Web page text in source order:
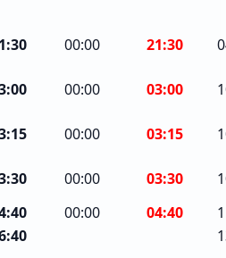
00:00 21:30
00:00 03:00
00:00 03:15
00:00 03:30
00:00 04:40